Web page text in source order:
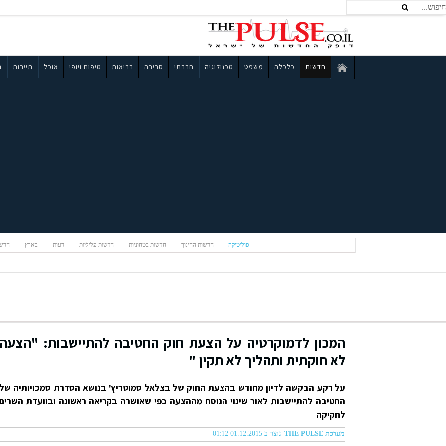
חדשות כלכלה משפט טכנולוגיה חברתי סביבה בריאות טיפוח ויופי אוכל תיירות
פוליטיקה חדשות החינוך חדשות בטחוניות חדשות פליליות דעות בארץ
המכון לדמוקרטיה על הצעת חוק החטיבה להתיישבות: "הצעה
לא חוקתית ותהליך לא תקין "
על רקע הבקשה לדיון מחודש בהצעת החוק של בצלאל סמוטריץ' בנושא הסדרת סמכויותיה של
החטיבה להתיישבות לאור שינוי הנוסח מההצעה כפי שאושרה בקריאה ראשונה ובוועדת השרים
לחקיקה
מערכת THE PULSE נוצר ב 01.12.2015 01:12